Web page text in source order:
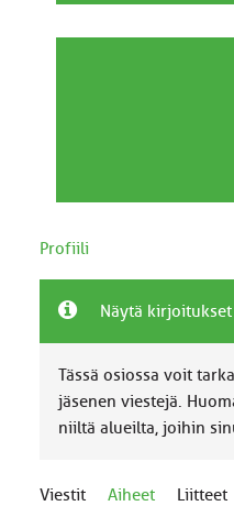
Profiili
Näytä kirjoitukset
Tässä osiossa voit
jäsenen viestejä.
niiltä alueilta, joihin
Viestit Aiheet Liitteet